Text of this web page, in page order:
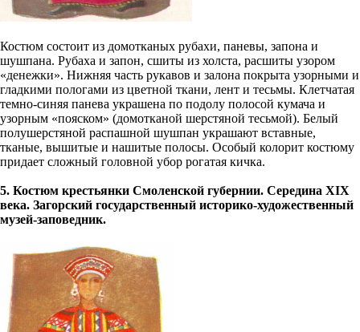
Костюм состоит из домотканых рубахи, паневы, запона и
шушпана. Рубаха и запон, сшиты из холста, расшиты узором
«денежки». Нижняя часть рукавов и залона покрыта узорными и
гладкими пологами из цветной ткани, лент и тесьмы. Клетчатая
темно-синяя панева украшена по подолу полосой кумача и
узорным «пояском» (домотканой шерстяной тесьмой). Белый
полушерстяной распашной шушпaн украшают вставные,
тканые, вышитые и нашитые полосы. Особый колорит костюму
придает сложный головной убор рогатая кичка.
5. Костюм крестьянки Смоленской губернии. Середина XIX
века. Загорский государственный историко-художественный
музей-заповедник.